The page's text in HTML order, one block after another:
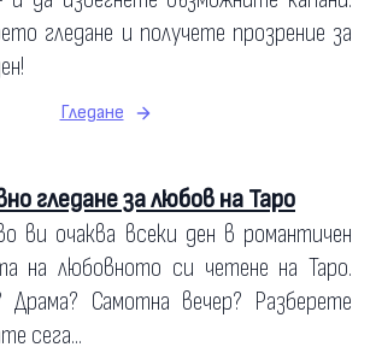
гледане и получете прозрение за
Гледане
гледане за любов на Таро
ви очаква всеки ден в романтичен
на любовното си четене на Таро.
Драма? Самотна вечер? Разберете
сега...